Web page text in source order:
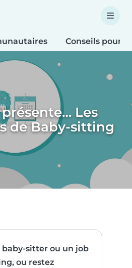
Conseils pour
Les
de Baby-sitting
baby-sitter ou un job
ou restez